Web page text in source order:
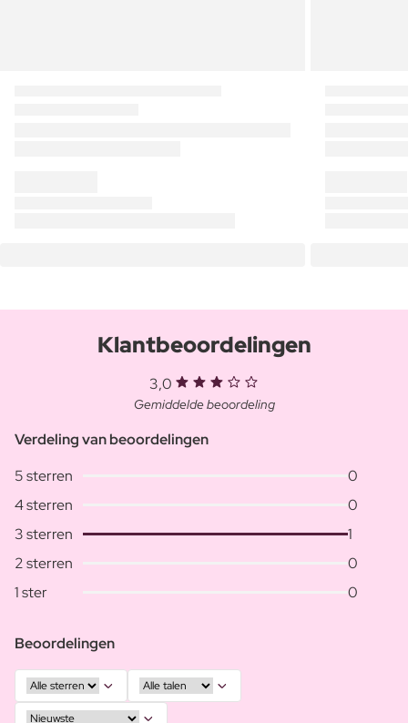
Klantbeoordelingen
3,0
Gemiddelde beoordeling
Verdeling van beoordelingen
5 sterren
0
4 sterren
0
3 sterren
1
2 sterren
0
1 ster
0
Beoordelingen